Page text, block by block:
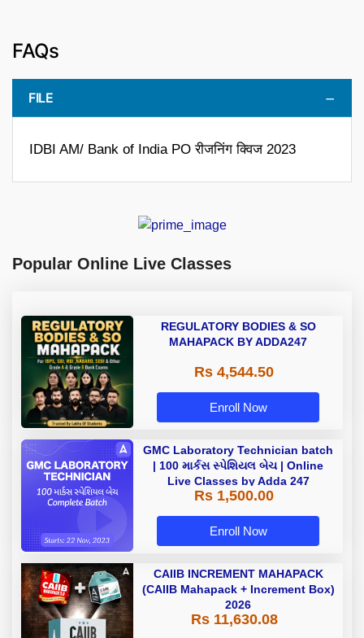
FAQs
FILE
IDBI AM/ Bank of India PO रीजनिंग क्विज 2023
Popular Online Live Classes
REGULATORY BODIES & SO
MAHAPACK BY ADDA247
Rs 4,544.50
Enroll Now
GMC Laboratory Technician batch
| 100 માર્કસ સ્પેશિયલ બેચ | Online
Live Classes by Adda 247
Rs 1,500.00
Enroll Now
CAIIB INCREMENT MAHAPACK
(CAIIB Mahapack + Increment Box)
2026
Rs 11,630.08